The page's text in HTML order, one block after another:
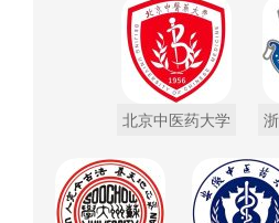
北京中医药大学